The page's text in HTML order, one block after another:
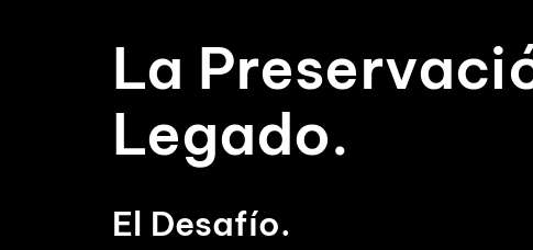
La
Legado.
El Desafío.